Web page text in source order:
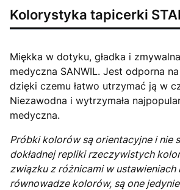
Kolorystyka tapicerki
Miękka w dotyku, gładka i
medyczna SANWIL. Jest odporna
dzięki czemu łatwo utrzymać ją w
Niezawodna i wytrzymała
medyczna.
Próbki kolorów są orientacyjne i nie
dokładnej repliki rzeczywistych
związku z różnicami w ustawieniach
równowadze kolorów, są one